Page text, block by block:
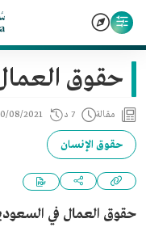
حقوق
مقالة 7 د 08/2021
حقوق الإنسان
حقوق العمال في